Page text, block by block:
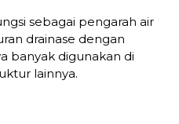
sebagai pengarah air
drainase dengan
banyak digunakan di
lainnya.